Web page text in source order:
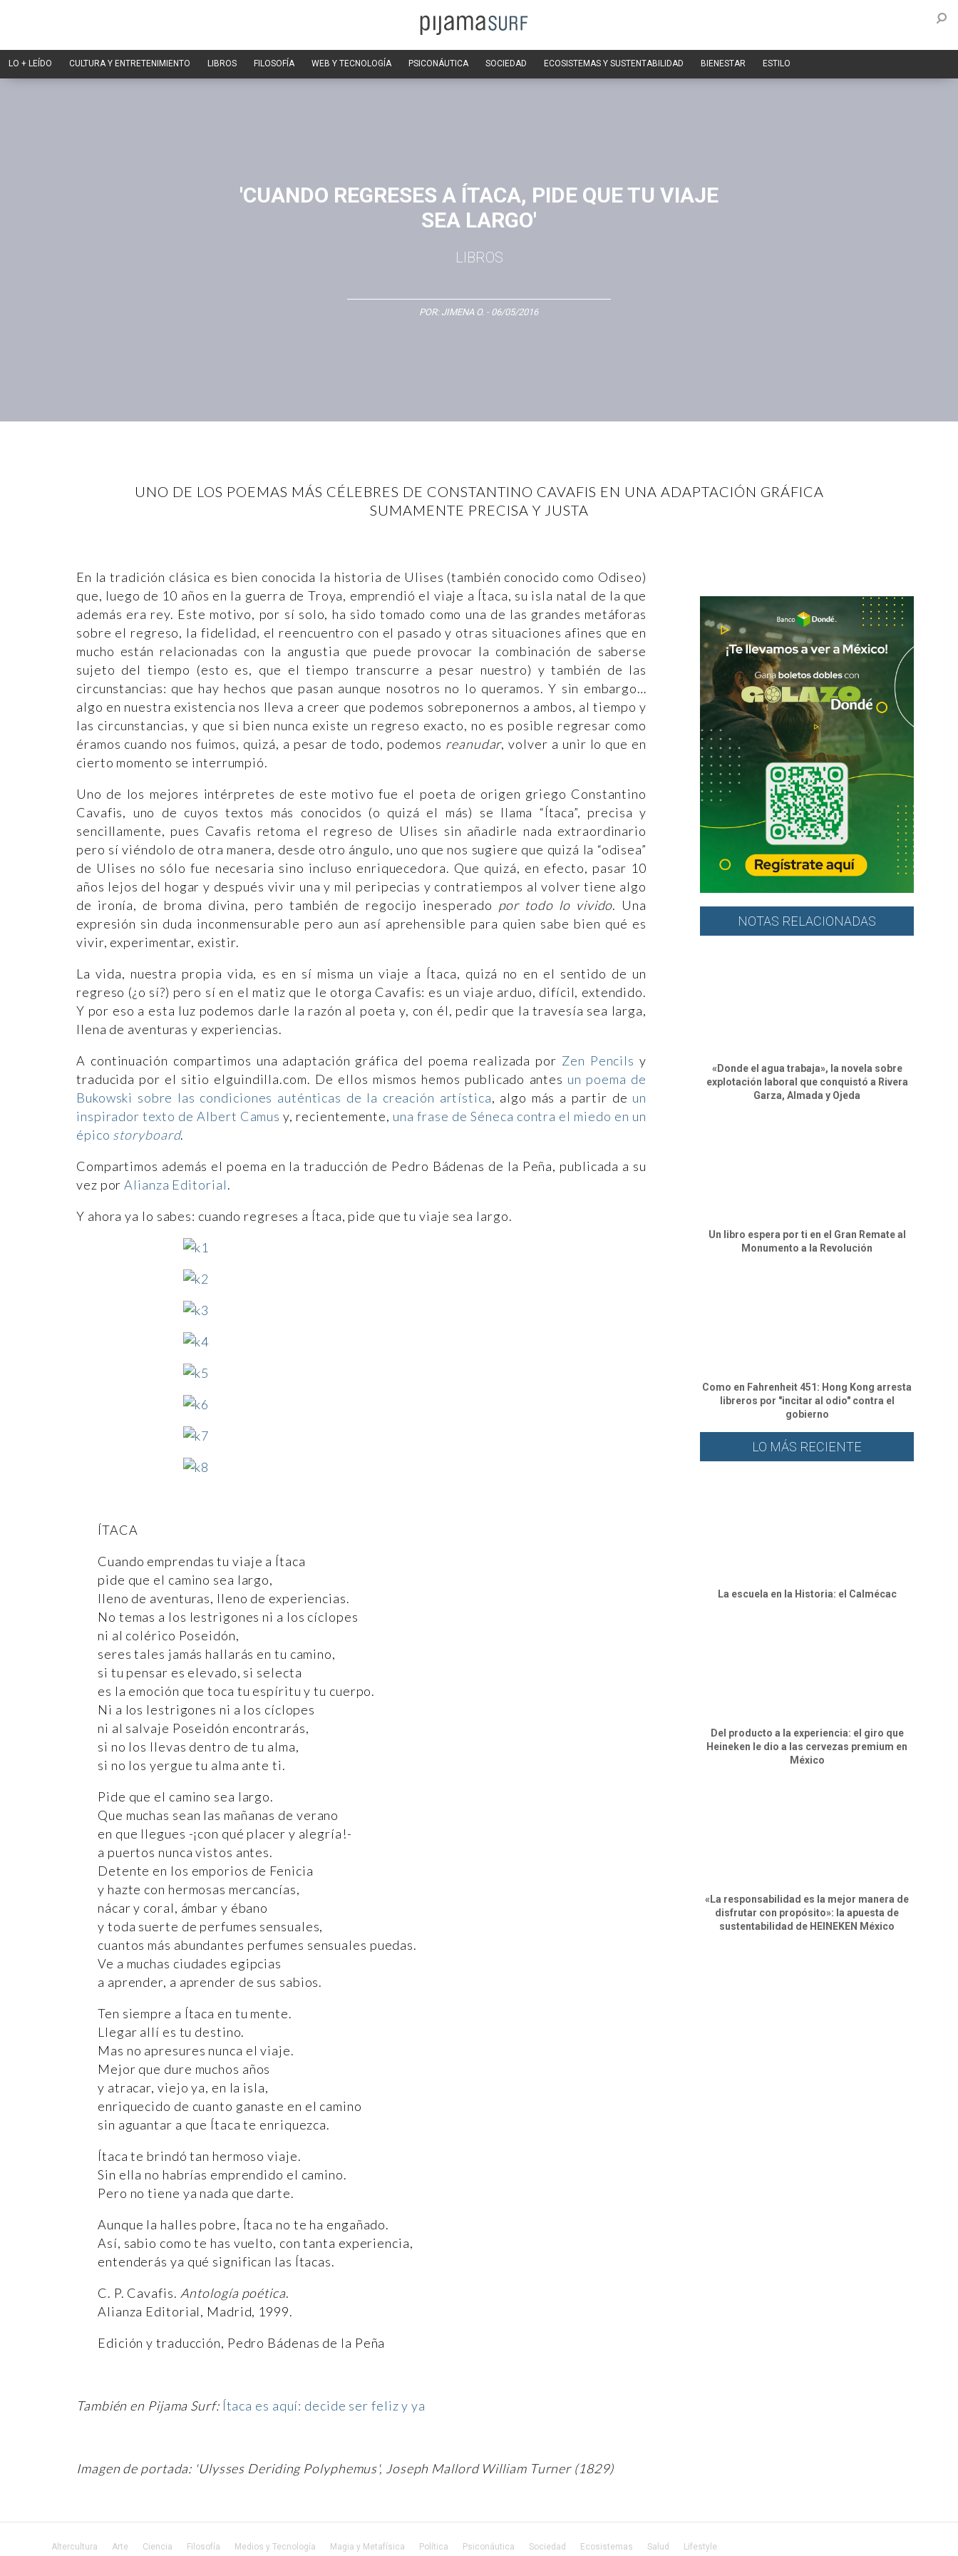
LO + LEÍDO CULTURA Y ENTRETENIMIENTO LIBROS FILOSOFÍA WEB Y TECNOLOGÍA PSICONÁUTICA SOCIEDAD ECOSISTEMAS Y SUSTENTABILIDAD BIENESTAR ESTILO
'CUANDO REGRESES A ÍTACA, PIDE QUE TU VIAJE
SEA LARGO'
LIBROS
POR: JIMENA O. - 06/05/2016
UNO DE LOS POEMAS MÁS CÉLEBRES DE CONSTANTINO CAVAFIS EN UNA ADAPTACIÓN GRÁFICA
SUMAMENTE PRECISA Y JUSTA
En la tradición clásica es bien conocida la historia de Ulises (también conocido como Odiseo)
que, luego de 10 años en la guerra de Troya, emprendió el viaje a Ítaca, su isla natal de la que
además era rey. Este motivo, por sí solo, ha sido tomado como una de las grandes metáforas
sobre el regreso, la fidelidad, el reencuentro con el pasado y otras situaciones afines que en
mucho están relacionadas con la angustia que puede provocar la combinación de saberse
sujeto del tiempo (esto es, que el tiempo transcurre a pesar nuestro) y también de las
circunstancias: que hay hechos que pasan aunque nosotros no lo queramos. Y sin embargo…
algo en nuestra existencia nos lleva a creer que podemos sobreponernos a ambos, al tiempo y
las circunstancias, y que si bien nunca existe un regreso exacto, no es posible regresar como
éramos cuando nos fuimos, quizá, a pesar de todo, podemos reanudar, volver a unir lo que en
cierto momento se interrumpió.
Uno de los mejores intérpretes de este motivo fue el poeta de origen griego Constantino
Cavafis, uno de cuyos textos más conocidos (o quizá el más) se llama “Ítaca”, precisa y
sencillamente, pues Cavafis retoma el regreso de Ulises sin añadirle nada extraordinario
pero sí viéndolo de otra manera, desde otro ángulo, uno que nos sugiere que quizá la “odisea”
de Ulises no sólo fue necesaria sino incluso enriquecedora. Que quizá, en efecto, pasar 10
años lejos del hogar y después vivir una y mil peripecias y contratiempos al volver tiene algo
de ironía, de broma divina, pero también de regocijo inesperado por todo lo vivido. Una
expresión sin duda inconmensurable pero aun así aprehensible para quien sabe bien qué es
vivir, experimentar, existir.
La vida, nuestra propia vida, es en sí misma un viaje a Ítaca, quizá no en el sentido de un
regreso (¿o sí?) pero sí en el matiz que le otorga Cavafis: es un viaje arduo, difícil, extendido.
Y por eso a esta luz podemos darle la razón al poeta y, con él, pedir que la travesía sea larga,
llena de aventuras y experiencias.
A continuación compartimos una adaptación gráfica del poema realizada por Zen Pencils y
traducida por el sitio elguindilla.com. De ellos mismos hemos publicado antes un poema de
Bukowski sobre las condiciones auténticas de la creación artística, algo más a partir de un
inspirador texto de Albert Camus y, recientemente, una frase de Séneca contra el miedo en un
épico storyboard.
Compartimos además el poema en la traducción de Pedro Bádenas de la Peña, publicada a su
vez porAlianza Editorial.
Y ahora ya lo sabes: cuando regreses a Ítaca, pide que tu viaje sea largo.
ÍTACA
Cuando emprendas tu viaje a Ítaca
pide que el camino sea largo,
lleno de aventuras, lleno de experiencias.
No temas a los lestrigones ni a los cíclopes
ni al colérico Poseidón,
seres tales jamás hallarás en tu camino,
si tu pensar es elevado, si selecta
es la emoción que toca tu espíritu y tu cuerpo.
Ni a los lestrigones ni a los cíclopes
ni al salvaje Poseidón encontrarás,
si no los llevas dentro de tu alma,
si no los yergue tu alma ante ti.
Pide que el camino sea largo.
Que muchas sean las mañanas de verano
en que llegues -¡con qué placer y alegría!-
a puertos nunca vistos antes.
Detente en los emporios de Fenicia
y hazte con hermosas mercancías,
nácar y coral, ámbar y ébano
y toda suerte de perfumes sensuales,
cuantos más abundantes perfumes sensuales puedas.
Ve a muchas ciudades egipcias
a aprender, a aprender de sus sabios.
Ten siempre a Ítaca en tu mente.
Llegar allí es tu destino.
Mas no apresures nunca el viaje.
Mejor que dure muchos años
y atracar, viejo ya, en la isla,
enriquecido de cuanto ganaste en el camino
sin aguantar a que Ítaca te enriquezca.
Ítaca te brindó tan hermoso viaje.
Sin ella no habrías emprendido el camino.
Pero no tiene ya nada que darte.
Aunque la halles pobre, Ítaca no te ha engañado.
Así, sabio como te has vuelto, con tanta experiencia,
entenderás ya qué significan las Ítacas.
C. P. Cavafis. Antología poética.
Alianza Editorial, Madrid, 1999.
Edición y traducción, Pedro Bádenas de la Peña
También en Pijama Surf: Ítaca es aquí: decide ser feliz y ya
Imagen de portada: 'Ulysses Deriding Polyphemus', Joseph Mallord William Turner (1829)
NOTAS RELACIONADAS
«Donde el agua trabaja», la novela sobre
explotación laboral que conquistó a Rivera
Garza, Almada y Ojeda
Un libro espera por ti en el Gran Remate al
Monumento a la Revolución
Como en Fahrenheit 451: Hong Kong arresta
libreros por "incitar al odio" contra el
gobierno
LO MÁS RECIENTE
⁠La escuela en la Historia: el Calmécac
Del producto a la experiencia: el giro que
Heineken le dio a las cervezas premium en
México
«La responsabilidad es la mejor manera de
disfrutar con propósito»: la apuesta de
sustentabilidad de HEINEKEN México
Altercultura Arte Ciencia Filosofía Medios y Tecnología Magia y Metafísica Política Psiconáutica Sociedad Ecosistemas Salud Lifestyle